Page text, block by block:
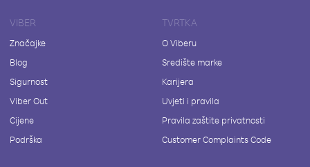
VIBER
Značajke
Blog
Sigurnost
Viber Out
Cijene
Podrška
TVRTKA
O Viberu
Središte marke
Karijera
Uvjeti i pravila
Pravila zaštite privatnosti
Customer Complaints Code